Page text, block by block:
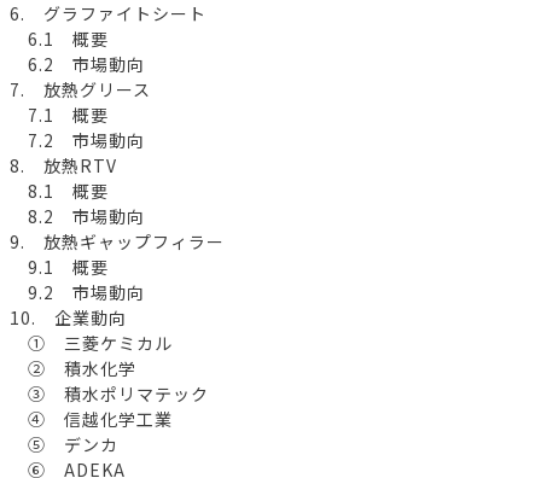
6. グラファイトシート
6.1 概要
6.2 市場動向
7. 放熱グリース
7.1 概要
7.2 市場動向
8. 放熱RTV
8.1 概要
8.2 市場動向
9. 放熱ギャップフィラー
9.1 概要
9.2 市場動向
10. 企業動向
① 三菱ケミカル
② 積水化学
③ 積水ポリマテック
④ 信越化学工業
⑤ デンカ
⑥ ADEKA